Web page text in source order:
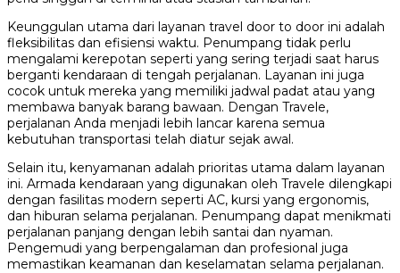
Keunggulan utama dari layanan travel door to door ini adalah
fleksibilitas dan efisiensi waktu. Penumpang tidak perlu
mengalami kerepotan seperti yang sering terjadi saat harus
berganti kendaraan di tengah perjalanan. Layanan ini juga
cocok untuk mereka yang memiliki jadwal padat atau yang
membawa banyak barang bawaan. Dengan Travele,
perjalanan Anda menjadi lebih lancar karena semua
kebutuhan transportasi telah diatur sejak awal.
Selain itu, kenyamanan adalah prioritas utama dalam layanan
ini. Armada kendaraan yang digunakan oleh Travele dilengkapi
dengan fasilitas modern seperti AC, kursi yang ergonomis,
dan hiburan selama perjalanan. Penumpang dapat menikmati
perjalanan panjang dengan lebih santai dan nyaman.
Pengemudi yang berpengalaman dan profesional juga
memastikan keamanan dan keselamatan selama perjalanan.